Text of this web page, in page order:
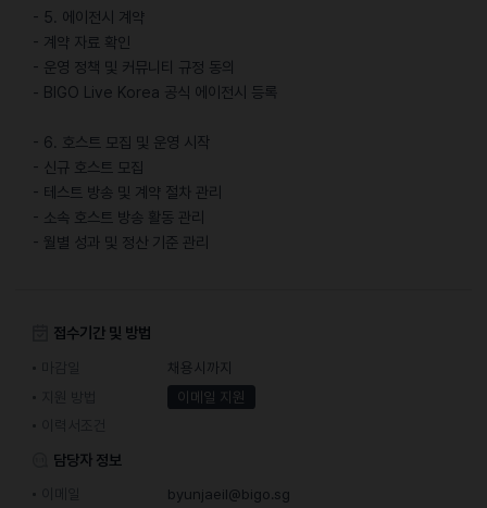
- 5. 에이전시 계약
- 계약 자료 확인
- 운영 정책 및 커뮤니티 규정 동의
- BIGO Live Korea 공식 에이전시 등록
- 6. 호스트 모집 및 운영 시작
- 신규 호스트 모집
- 테스트 방송 및 계약 절차 관리
- 소속 호스트 방송 활동 관리
- 월별 성과 및 정산 기준 관리
접수기간 및 방법
채용시까지
이메일 지원
담당자 정보
byunjaeil@bigo.sg